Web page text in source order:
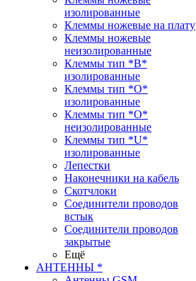
изолированные
Клеммы ножевые на плату
Клеммы ножевые
неизолированные
Клеммы тип *B*
изолированные
Клеммы тип *O*
изолированные
Клеммы тип *O*
неизолированные
Клеммы тип *U*
изолированные
Лепестки
Наконечники на кабель
Скотчлоки
Соединители проводов
встык
Соединители проводов
закрытые
Ещё
АНТЕННЫ *